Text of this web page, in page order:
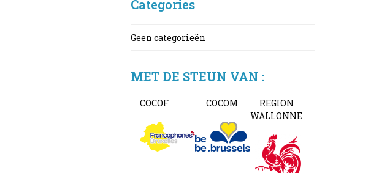
Categories
Geen categorieën
MET DE STEUN VAN :
COCOF COCOM
REGION
WALLONNE